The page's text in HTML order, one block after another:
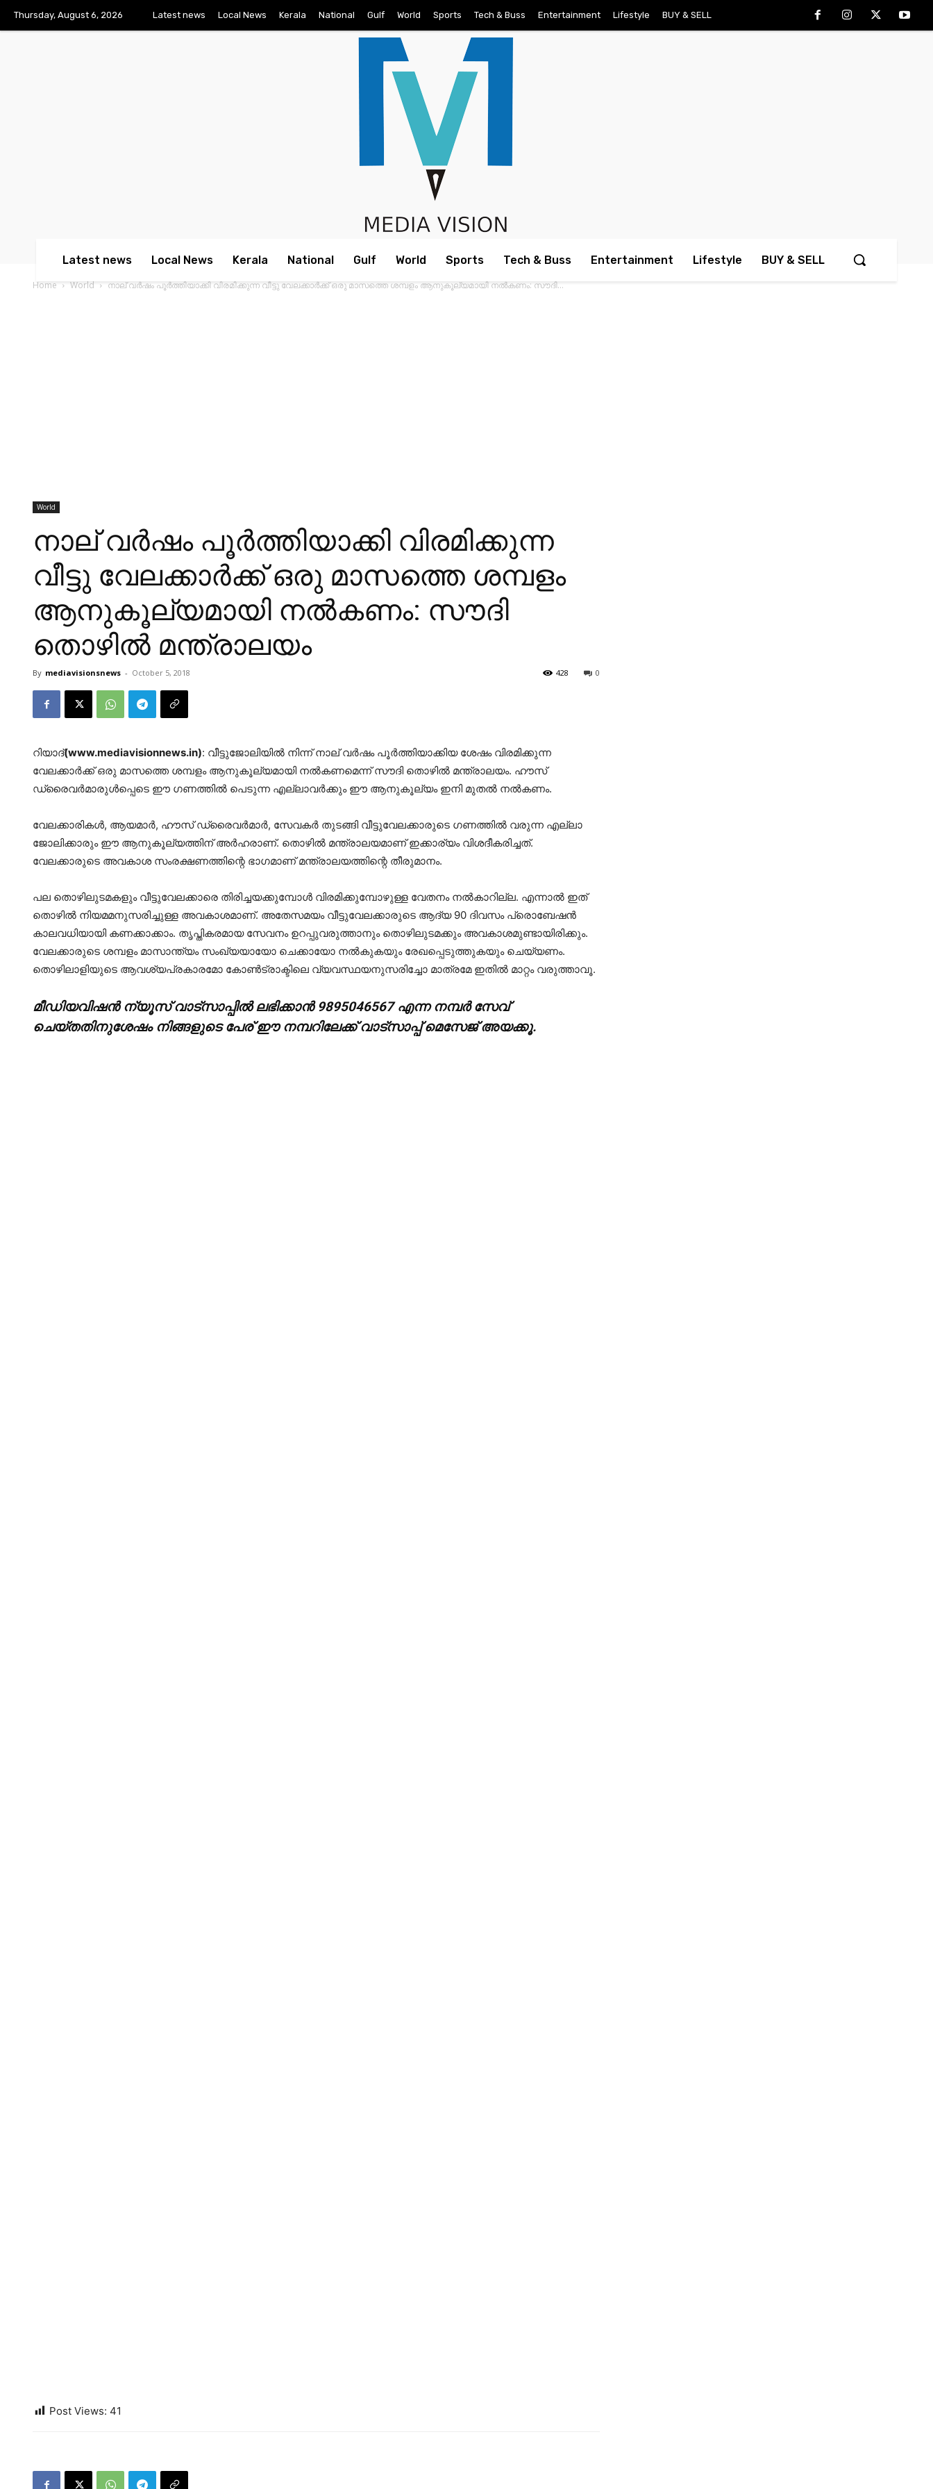
Thursday, August 6, 2026 Latest news Local News Kerala National Gulf World Sports Tech & Buss Entertainment Lifestyle BUY & SELL
Latest news Local News Kerala National Gulf World Sports Tech & Buss Entertainment Lifestyle BUY & SELL
Home World നാല് വര്‍ഷം പൂര്‍ത്തിയാക്കി വിരമിക്കുന്ന വീട്ടു വേലക്കാര്‍ക്ക് ഒരു മാസത്തെ ശമ്പളം ആനുകൂല്യമായി നല്‍കണം: സൗദി...
World
നാല് വര്‍ഷം പൂര്‍ത്തിയാക്കി വിരമിക്കുന്ന
വീട്ടു വേലക്കാര്‍ക്ക് ഒരു മാസത്തെ ശമ്പളം
ആനുകൂല്യമായി നല്‍കണം: സൗദി
തൊഴില്‍ മന്ത്രാലയം
By mediavisionsnews - October 5, 2018 0
428
റിയാദ്(www.mediavisionnews.in): വീട്ടുജോലിയില്‍ നിന്ന് നാല് വര്‍ഷം പൂര്‍ത്തിയാക്കിയ ശേഷം വിരമിക്കുന്ന
വേലക്കാര്‍ക്ക് ഒരു മാസത്തെ ശമ്പളം ആനുകൂല്യമായി നല്‍കണമെന്ന് സൗദി തൊഴില്‍ മന്ത്രാലയം. ഹൗസ്
ഡ്രൈവര്‍മാരുള്‍പ്പെടെ ഈ ഗണത്തില്‍ പെടുന്ന എല്ലാവര്‍ക്കും ഈ ആനുകൂല്യം ഇനി മുതല്‍ നല്‍കണം.
വേലക്കാരികള്‍, ആയമാര്‍, ഹൗസ് ഡ്രൈവര്‍മാര്‍, സേവകര്‍ തുടങ്ങി വീട്ടുവേലക്കാരുടെ ഗണത്തില്‍ വരുന്ന എല്ലാ
ജോലിക്കാരും ഈ ആനുകൂല്യത്തിന് അര്‍ഹരാണ്. തൊഴില്‍ മന്ത്രാലയമാണ് ഇക്കാര്യം വിശദീകരിച്ചത്.
വേലക്കാരുടെ അവകാശ സംരക്ഷണത്തിന്റെ ഭാഗമാണ് മന്ത്രാലയത്തിന്റെ തീരുമാനം.
പല തൊഴിലുടമകളും വീട്ടുവേലക്കാരെ തിരിച്ചയക്കുമ്പോള്‍ വിരമിക്കുമ്പോഴുള്ള വേതനം നല്‍കാറില്ല. എന്നാല്‍ ഇത്
തൊഴില്‍ നിയമമനുസരിച്ചുള്ള അവകാശമാണ്. അതേസമയം വീട്ടുവേലക്കാരുടെ ആദ്യ 90 ദിവസം പ്രൊബേഷന്‍
കാലവധിയായി കണക്കാക്കാം. തൃപ്തികരമായ സേവനം ഉറപ്പുവരുത്താനും തൊഴിലുടമക്കും അവകാശമുണ്ടായിരിക്കും.
വേലക്കാരുടെ ശമ്പളം മാസാന്ത്യം സംഖ്യയായോ ചെക്കായോ നല്‍കുകയും രേഖപ്പെടുത്തുകയും ചെയ്യണം.
തൊഴിലാളിയുടെ ആവശ്യപ്രകാരമോ കോണ്‍ട്രാക്ടിലെ വ്യവസ്ഥയനുസരിച്ചോ മാത്രമേ ഇതില്‍ മാറ്റം വരുത്താവൂ.
മീഡിയവിഷൻ ന്യൂസ് വാട്സാപ്പില്‍ ലഭിക്കാന്‍ 9895046567 എന്ന നമ്പര്‍ സേവ്
ചെയ്തതിനുശേഷം നിങ്ങളുടെ പേര് ഈ നമ്പറിലേക്ക് വാട്സാപ്പ് മെസേജ് അയക്കൂ.
Post Views: 41